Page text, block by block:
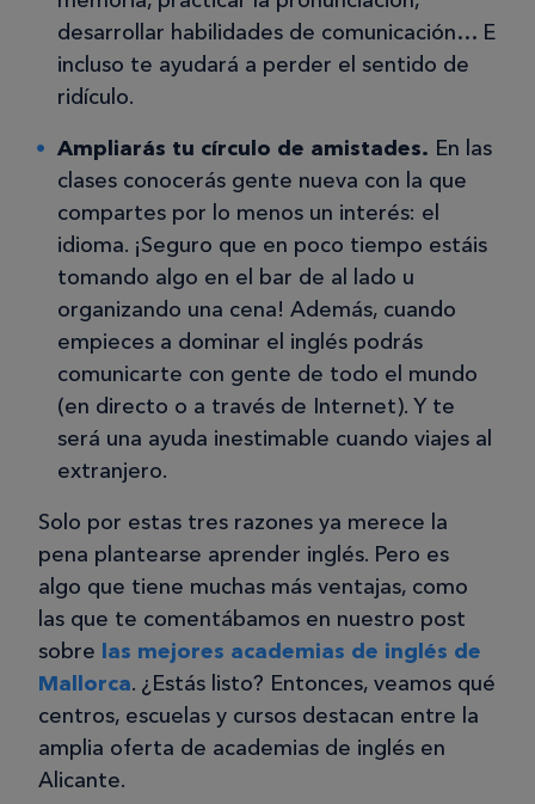
desarrollar habilidades de comunicación… E
incluso te ayudará a perder el sentido de
ridículo.
Ampliarás tu círculo de amistades. En las
clases conocerás gente nueva con la que
compartes por lo menos un interés: el
idioma. ¡Seguro que en poco tiempo estáis
tomando algo en el bar de al lado u
organizando una cena! Además, cuando
empieces a dominar el inglés podrás
comunicarte con gente de todo el mundo
(en directo o a través de Internet). Y te
será una ayuda inestimable cuando viajes al
extranjero.
Solo por estas tres razones ya merece la
pena plantearse aprender inglés. Pero es
algo que tiene muchas más ventajas, como
las que te comentábamos en nuestro post
sobre las mejores academias de inglés de
Mallorca. ¿Estás listo? Entonces, veamos qué
centros, escuelas y cursos destacan entre la
amplia oferta de academias de inglés en
Alicante.